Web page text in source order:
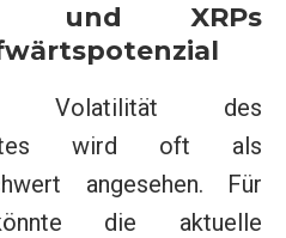
und XRPs
Volatilität des
wird oft als
angesehen. Für
die aktuelle